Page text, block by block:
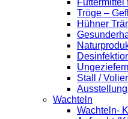
Futtermittel
Tröge –
Hühner
Stall /
Wachteln
Wachteln-